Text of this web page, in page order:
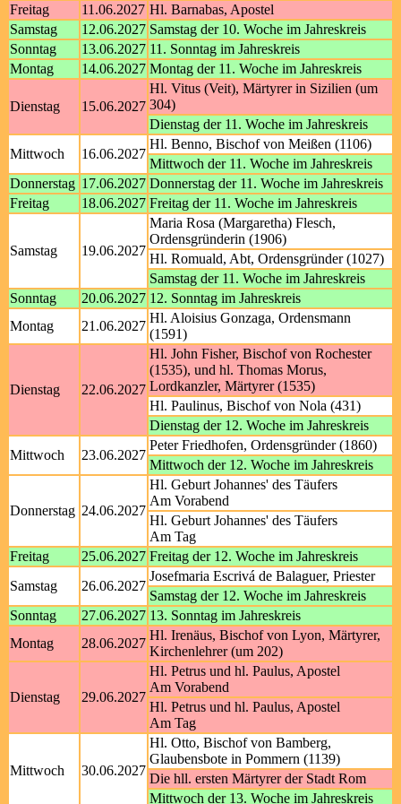
Freitag
11.06.2027 Hl. Barnabas, Apostel
Samstag
12.06.2027 Samstag der 10. Woche im Jahreskreis
Sonntag
13.06.2027 11. Sonntag im Jahreskreis
Montag
14.06.2027 Montag der 11. Woche im Jahreskreis
Dienstag 15.06.2027
Hl. Vitus (Veit), Märtyrer in Sizilien (um
304)
Dienstag der 11. Woche im Jahreskreis
Mittwoch
16.06.2027
Hl. Benno, Bischof von Meißen (1106)
Mittwoch der 11. Woche im Jahreskreis
Donnerstag 17.06.2027 Donnerstag der 11. Woche im Jahreskreis
Freitag
18.06.2027 Freitag der 11. Woche im Jahreskreis
Samstag 19.06.2027
Maria Rosa (Margaretha) Flesch,
Ordensgründerin (1906)
Hl. Romuald, Abt, Ordensgründer (1027)
Samstag der 11. Woche im Jahreskreis
Sonntag
20.06.2027 12. Sonntag im Jahreskreis
Montag
21.06.2027
Hl. Aloisius Gonzaga, Ordensmann
(1591)
Dienstag 22.06.2027
Hl. John Fisher, Bischof von Rochester
(1535), und hl. Thomas Morus,
Lordkanzler, Märtyrer (1535)
Hl. Paulinus, Bischof von Nola (431)
Dienstag der 12. Woche im Jahreskreis
Mittwoch
23.06.2027
Peter Friedhofen, Ordensgründer (1860)
Mittwoch der 12. Woche im Jahreskreis
Donnerstag 24.06.2027
Hl. Geburt Johannes' des Täufers
Am Vorabend
Hl. Geburt Johannes' des Täufers
Am Tag
Freitag
25.06.2027 Freitag der 12. Woche im Jahreskreis
Samstag
26.06.2027
Josefmaria Escrivá de Balaguer, Priester
Samstag der 12. Woche im Jahreskreis
Sonntag
27.06.2027 13. Sonntag im Jahreskreis
Montag
28.06.2027
Hl. Irenäus, Bischof von Lyon, Märtyrer,
Kirchenlehrer (um 202)
Dienstag 29.06.2027
Hl. Petrus und hl. Paulus, Apostel
Am Vorabend
Hl. Petrus und hl. Paulus, Apostel
Am Tag
Mittwoch 30.06.2027
Hl. Otto, Bischof von Bamberg,
Glaubensbote in Pommern (1139)
Die hll. ersten Märtyrer der Stadt Rom
Mittwoch der 13. Woche im Jahreskreis